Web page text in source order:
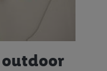
outdoor